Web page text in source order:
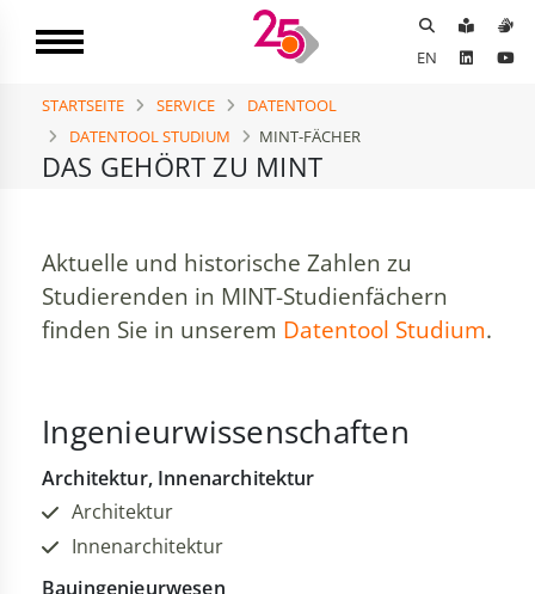
EN
DAS GEHÖRT ZU MINT
STARTSEITE SERVICE
DATENTOOL
DATENTOOL STUDIUM
MINT-FÄCHER
Aktuelle und historische Zahlen zu
Studierenden in MINT-Studienfächern
finden Sie in unserem Datentool Studium.
Ingenieurwissenschaften
Architektur, Innenarchitektur
Architektur
Innenarchitektur
Bauingenieurwesen